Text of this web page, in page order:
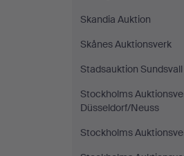
Skandia Auktion
Skånes Auktionsverk
Stadsauktion Sundsvall
Stockholms
Düsseldorf/Neuss
Stockholms